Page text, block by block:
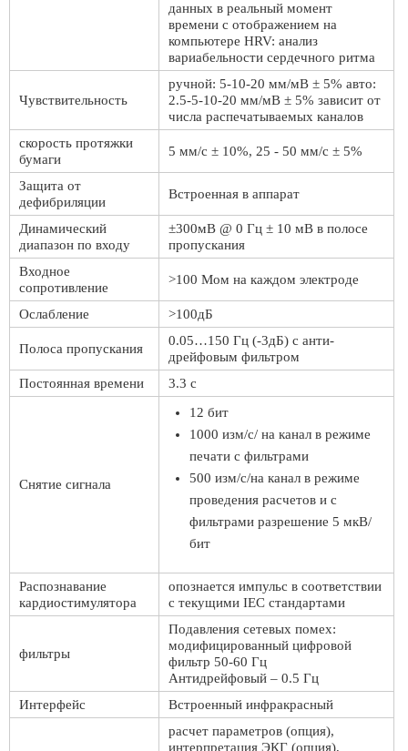
данных в реальный момент
времени с отображением на
компьютере HRV: анализ
вариабельности сердечного ритма
Чувствительность
ручной: 5-10-20 мм/мВ ± 5% авто:
2.5-5-10-20 мм/мВ ± 5% зависит от
числа распечатываемых каналов
скорость протяжки
бумаги
5 мм/с ± 10%, 25 - 50 мм/с ± 5%
Защита от
дефибриляции
Встроенная в аппарат
Динамический
диапазон по входу
±300мВ @ 0 Гц ± 10 мВ в полосе
пропускания
Входное
сопротивление
>100 Мом на каждом электроде
Ослабление >100дБ
Полоса пропускания
0.05…150 Гц (-3дБ) с анти-
дрейфовым фильтром
Постоянная времени
3.3 с
Снятие сигнала
12 бит
1000 изм/с/ на канал в режиме
печати с фильтрами
500 изм/с/на канал в режиме
проведения расчетов и с
фильтрами разрешение 5 мкВ/
бит
Распознавание
кардиостимулятора
опознается импульс в соответствии
с текущими IEC стандартами
фильтры
Подавления сетевых помех:
модифицированный цифровой
фильтр 50-60 Гц
Антидрейфовый – 0.5 Гц
Интерфейс
Встроенный инфракрасный
расчет параметров (опция),
интерпретация ЭКГ (опция),